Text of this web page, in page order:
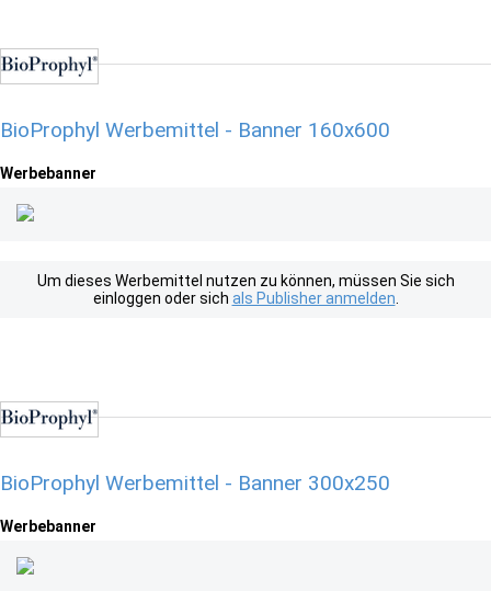
BioProphyl Werbemittel - Banner 160x600
Werbebanner
Um dieses Werbemittel nutzen zu können, müssen Sie sich
einloggen oder sich als Publisher anmelden
BioProphyl Werbemittel - Banner 300x250
Werbebanner